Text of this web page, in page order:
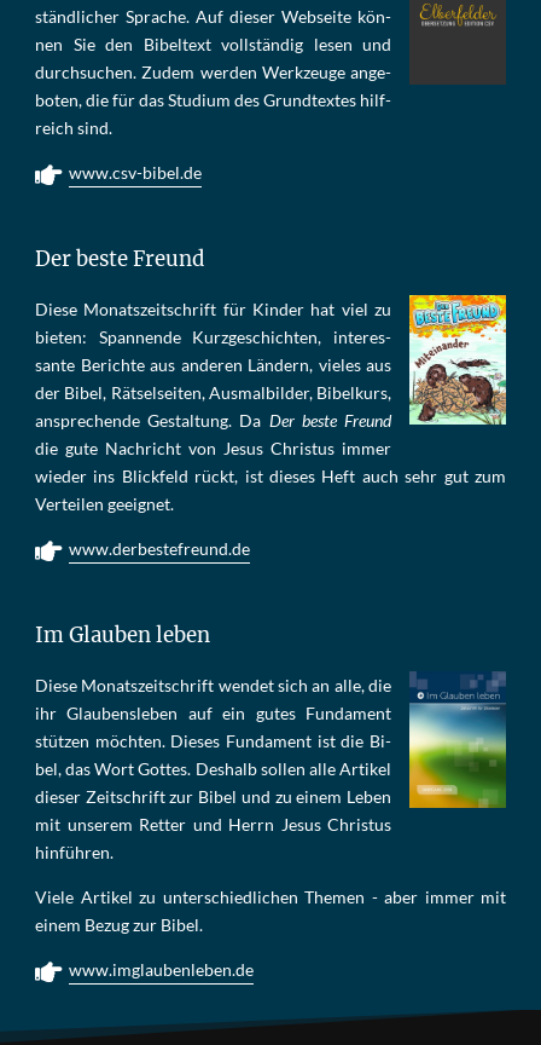
ständ­li­cher Spra­che. Auf die­ser Web­sei­te kön­
nen Sie den Bi­bel­text voll­stän­dig le­sen und
durch­su­chen. Zu­dem wer­den Werk­zeu­ge an­ge­
bo­ten, die für das Stu­di­um des Grund­tex­tes hilf­
reich sind.
www.csv-bibel.de
Der beste Freund
Die­se Mo­nats­zeit­schrift für Kin­der hat viel zu
bie­ten: Span­nen­de Kurz­ge­schich­ten, in­te­res­
san­te Be­rich­te aus an­de­ren Län­dern, vie­les aus
der Bi­bel, Rät­sel­sei­ten, Aus­mal­bil­der, Bi­bel­kurs,
an­sprech­ende Ge­stal­tung. Da Der beste Freund
die gu­te Nach­richt von Je­sus Chris­tus im­mer
wie­der ins Blick­feld rückt, ist die­ses Heft auch sehr gut zum
Ver­tei­len ge­eig­net.
www.derbestefreund.de
Im Glauben leben
Die­se Mo­nats­zeit­schrift wen­det sich an alle, die
ihr Glau­bens­le­ben auf ein gu­tes Fun­da­ment
stüt­zen möch­ten. Die­ses Fun­da­ment ist die Bi­
bel, das Wort Got­tes. Des­halb sol­len al­le Ar­ti­kel
die­ser Zeit­schrift zur Bi­bel und zu ei­nem Le­ben
mit un­se­rem Ret­ter und Herrn Je­sus Chris­tus
hin­füh­ren.
Viele Artikel zu unterschiedlichen Themen - aber immer mit
einem Bezug zur Bibel.
www.imglaubenleben.de